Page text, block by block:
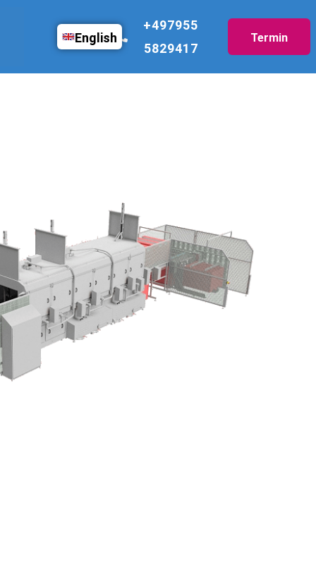
English
+497955
5829417
Termin